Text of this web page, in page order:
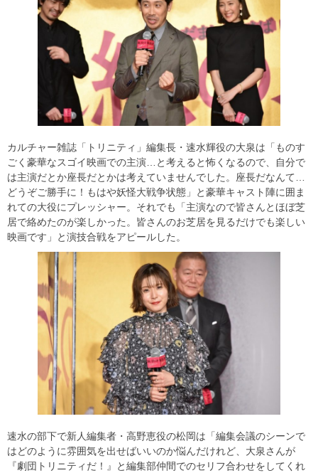
カルチャー雑誌「トリニティ」編集長・速水輝役の大泉は「ものす
ごく豪華なスゴイ映画での主演…と考えると怖くなるので、自分で
は主演だとか座長だとかは考えていませんでした。座長だなんて…
どうぞご勝手に！もはや妖怪大戦争状態」と豪華キャスト陣に囲ま
れての大役にプレッシャー。それでも「主演なので皆さんとほぼ芝
居で絡めたのが楽しかった。皆さんのお芝居を見るだけでも楽しい
映画です」と演技合戦をアピールした。
速水の部下で新人編集者・高野恵役の松岡は「編集会議のシーンで
はどのように雰囲気を出せばいいのか悩んだけれど、大泉さんが
『劇団トリニティだ！』と編集部仲間でのセリフ合わせをしてくれ